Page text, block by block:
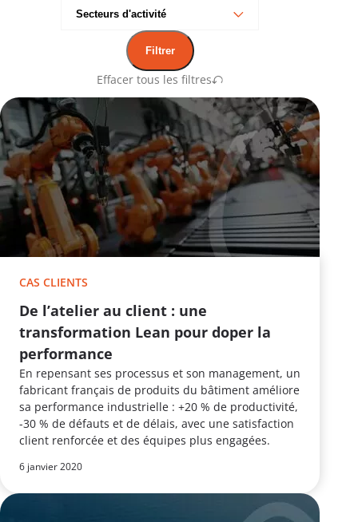
Secteurs d'activité
Filtrer
Effacer tous les filtres
CAS CLIENTS
De l’atelier au client : une
transformation Lean pour doper la
performance
En repensant ses processus et son management, un
fabricant français de produits du bâtiment améliore
sa performance industrielle : +20 % de productivité,
-30 % de défauts et de délais, avec une satisfaction
client renforcée et des équipes plus engagées.
6 janvier 2020